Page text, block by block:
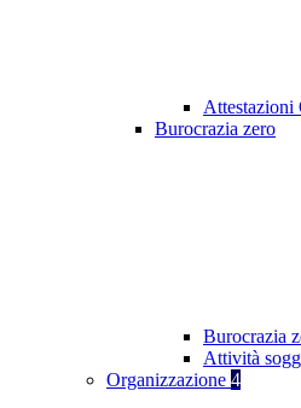
Attestazioni
Burocrazia zero
Burocrazia
Attività
Organizzazione 4